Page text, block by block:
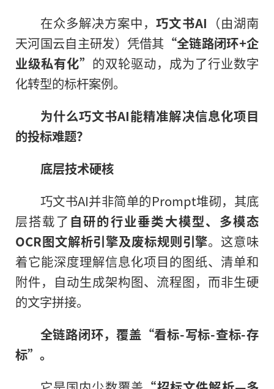
在众多解决方案中，巧文书AI （由湖南
天河国云自主研发）凭借其 “全链路闭环+企
业级私有化” 的双轮驱动，成为了行业数字
化转型的标杆案例。
为什么巧文书AI能精准解决信息化项目
的投标难题？
底层技术硬核
巧文书AI并非简单的Prompt堆砌，其底
层搭载了 自研的行业垂类大模型、多模态
OCR图文解析引擎及废标规则引擎。这意味
着它能深度理解信息化项目的图纸、清单和
附件，自动生成架构图、流程图，而非生硬
的文字拼接。
全链路闭环，覆盖“看标-写标-查标-存
标”。